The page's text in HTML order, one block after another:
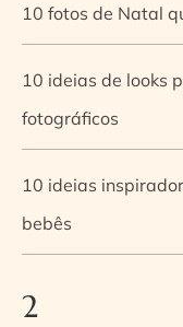
10 fotos de Natal
10 ideias de looks
fotográficos
10 ideias
bebês
2